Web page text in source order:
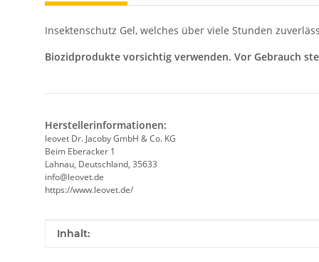
Insektenschutz Gel, welches über viele Stunden
Biozidprodukte vorsichtig verwenden. Vor Gebrauch
Herstellerinformationen:
leovet Dr. Jacoby GmbH & Co. KG
Beim Eberacker 1
Lahnau, Deutschland, 35633
info@leovet.de
https://www.leovet.de/
Produkteigenschaft
Wert
Inhalt: